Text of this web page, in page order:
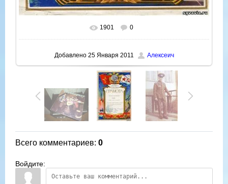
В реальном размере 544x800
1901 0
Добавлено25 Января 2011 Алексеич
Всего комментариев: 0
Войдите: